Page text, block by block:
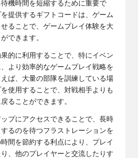
機時間を短縮するために重要で
提供するギフトコードは、ゲーム
ることで、ゲームプレイ体験を大
できます。
的に利用することで、特にイベン
、より効率的なゲームプレイ戦略を
ば、大量の部隊を訓練している場
使用することで、対戦相手よりも
ることができます。
プにアクセスできることで、長時
るのを待つフラストレーションを
間を節約する利点により、プレイ
、他のプレイヤーと交流したりす